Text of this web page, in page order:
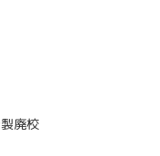
廃校